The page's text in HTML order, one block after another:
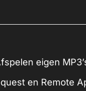
eigen
en Remote